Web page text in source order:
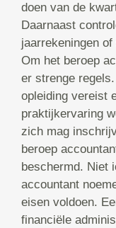
doen van de
Daarnaast
jaarrekeningen
Om het beroep
er strenge
opleiding vereist
praktijkervaring
zich mag
beroep
beschermd. Niet
accountant
eisen voldoen.
financiële